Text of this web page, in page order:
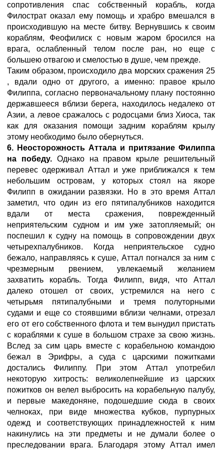
сопротивления спас собственный корабль, когда
Филострат оказал ему помощь и храбро вмешался в
происходившую на месте битву. Вернувшись к своим
кораблям, Феофилиск с новым жаром бросился на
врага, ослабленный телом после ран, но еще с
большею отвагою и смелостью в душе, чем прежде.
Таким образом, происходило два морских сражения 25
, вдали одно от другого, а именно: правое крыло
Филиппа, согласно первоначальному плану постоянно
державшееся вблизи берега, находилось недалеко от
Азии, а левое сражалось с родосцами близ Хиоса, так
как для оказания помощи задним кораблям крылу
этому необходимо было обернуться.
6. Неосторожность Аттала и притязание Филиппа
на победу. Однако на правом крыле решительный
перевес одерживал Аттал и уже приближался к тем
небольшим островам, у которых стоял на якоре
Филипп в ожидании развязки. Но в это время Аттал
заметил, что один из его пятипалубников находится
вдали от места сражения, поврежденный
неприятельским судном и им уже затопляемый; он
поспешил к судну на помощь в сопровождении двух
четырехпалубников. Когда неприятельское судно
бежало, направляясь к суше, Аттал погнался за ним с
чрезмерным рвением, увлекаемый желанием
захватить корабль. Тогда Филипп, видя, что Аттал
далеко отошел от своих, устремился на него с
четырьмя пятипалубными и тремя полуторными
судами и еще со стоявшими вблизи челнами, отрезал
его от его собственного флота и тем вынудил пристать
с кораблями к суше в большом страхе за свою жизнь.
Вслед за сим царь вместе с корабельною командою
бежал в Эрифры, а суда с царскими пожитками
достались Филиппу. При этом Аттал употребил
некоторую хитрость: великолепнейшие из царских
пожитков он велел выбросить на корабельную палубу,
и первые македоняне, подошедшие сюда в своих
челноках, при виде множества кубков, пурпурных
одежд и соответствующих принадлежностей к ним
накинулись на эти предметы и не думали более о
преследовании врага. Благодаря этому Аттал имел